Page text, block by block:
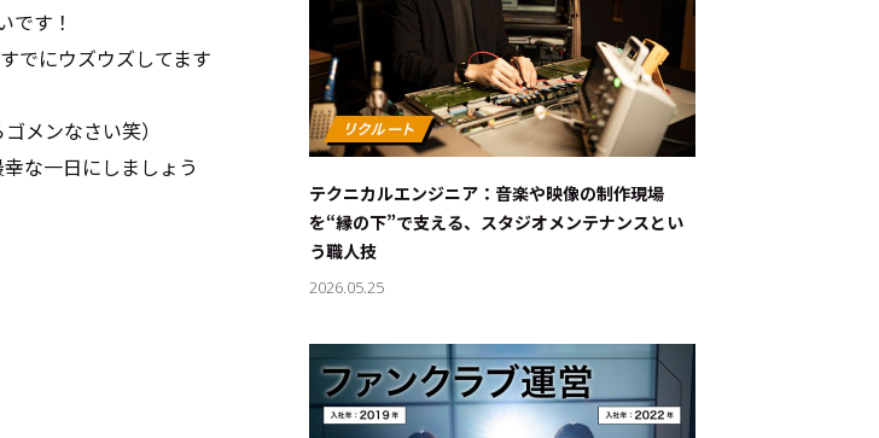
キーワード：
#エンタメ業界のちょっといい話
#リクルート
JP
です！
でにウズウズしてます
メンなさい笑）
な一日にしましょう
テクニカルエンジニア：音楽や映像の制作現場
を“縁の下”で支える、スタジオメンテナンスとい
う職人技
2026.05.25